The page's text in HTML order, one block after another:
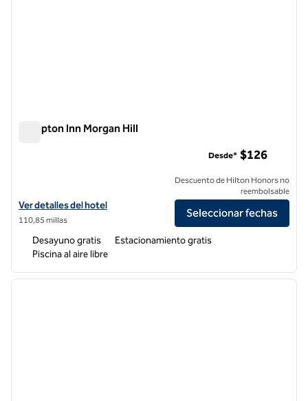
Hampton Inn Morgan Hill
Ver detalles del hotel Hampton Inn Morgan Hill
Ver detalles del hotel
110,85 millas
Desde* $126
Descuento de Hilton Honors no
reembolsable
Seleccionar fechas
Desayuno gratis
Estacionamiento gratis
Piscina al aire libre
1 de 12